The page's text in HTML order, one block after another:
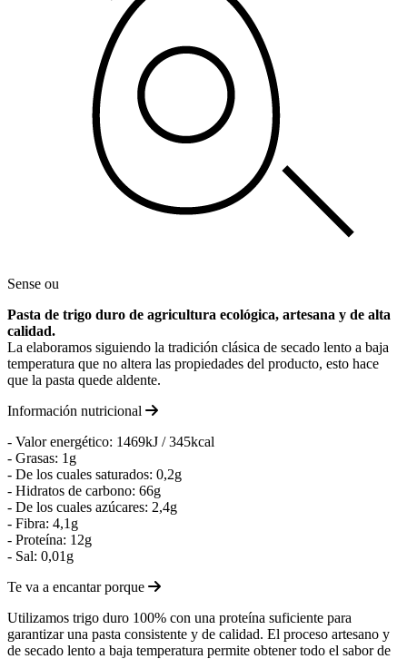
Sense ou
Pasta de trigo duro de agricultura ecológica, artesana y de alta
calidad.
La elaboramos siguiendo la tradición clásica de secado lento a baja
temperatura que no altera las propiedades del producto, esto hace
que la pasta quede aldente.
Información nutricional
- Valor energético: 1469kJ / 345kcal
- Grasas: 1g
- De los cuales saturados: 0,2g
- Hidratos de carbono: 66g
- De los cuales azúcares: 2,4g
- Fibra: 4,1g
- Proteína: 12g
- Sal: 0,01g
Te va a encantar porque
Utilizamos trigo duro 100% con una proteína suficiente para
garantizar una pasta consistente y de calidad. El proceso artesano y
de secado lento a baja temperatura permite obtener todo el sabor de